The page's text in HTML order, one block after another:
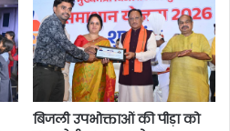
बिजली उपभोक्ताओं की पीड़ा को